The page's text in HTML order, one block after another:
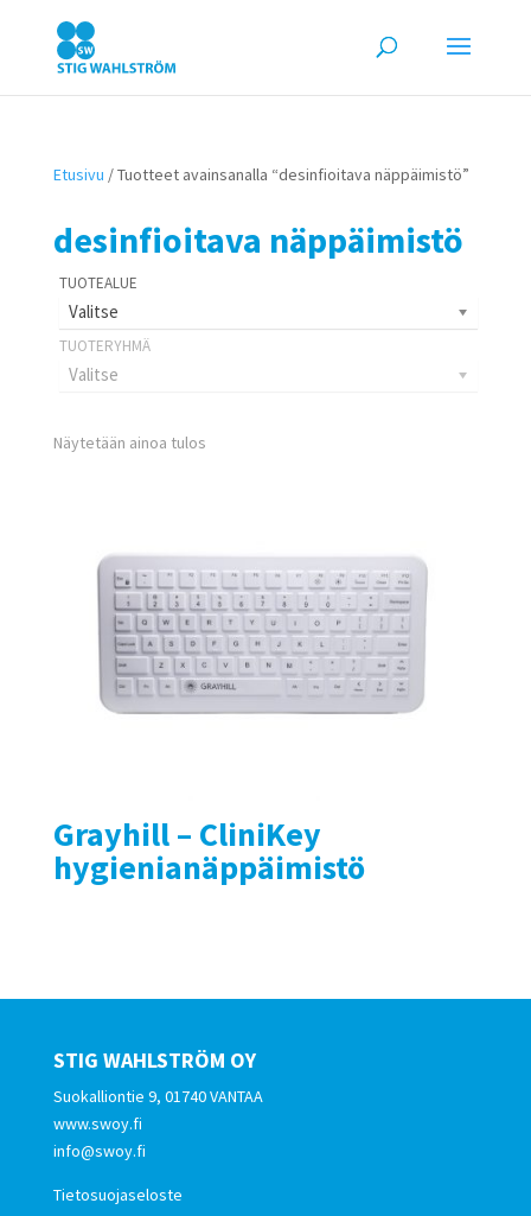
Etusivu / Tuotteet avainsanalla “desinfioitava näppäimistö”
desinfioitava näppäimistö
Valitse
Valitse
Näytetään ainoa tulos
Grayhill – CliniKey
hygienianäppäimistö
STIG WAHLSTRÖM OY
Suokalliontie 9, 01740 VANTAA
www.swoy.fi
info@swoy.fi
Tietosuojaseloste